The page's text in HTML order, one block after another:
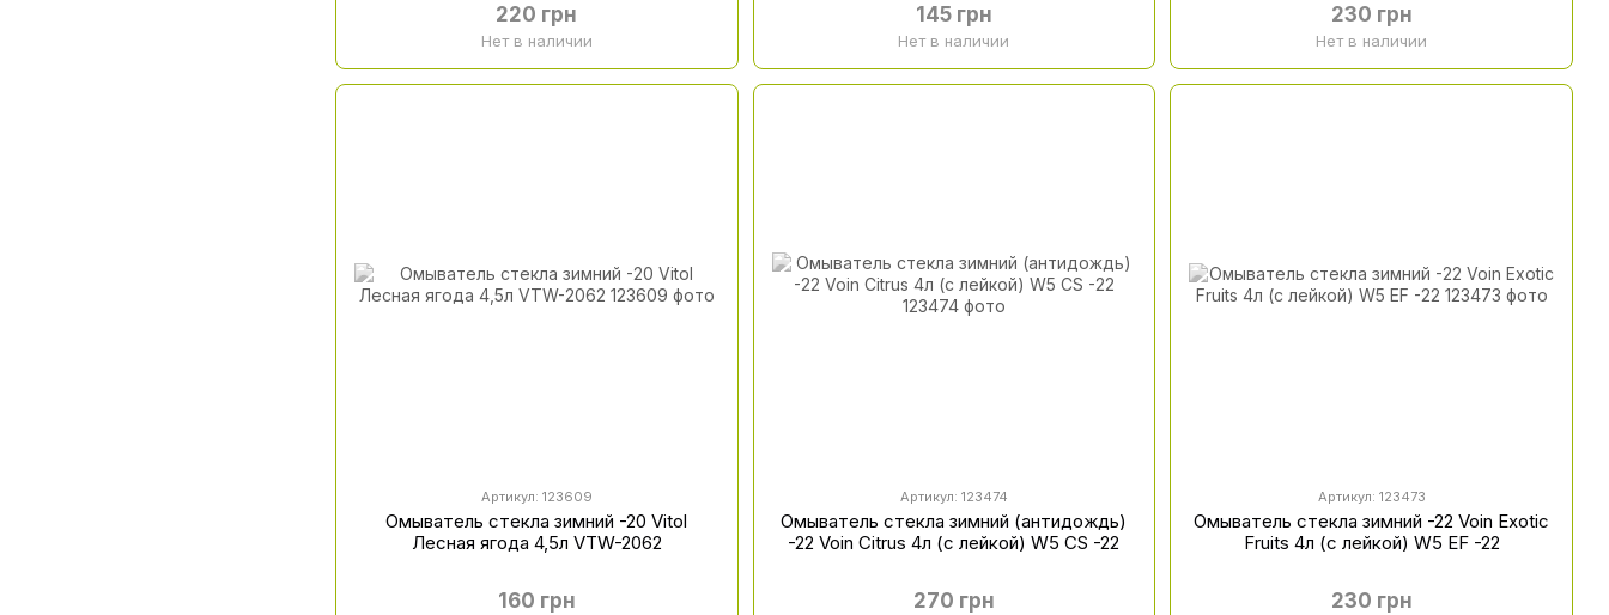
220 грн
Нет в наличии
145 грн
Нет в наличии
230 грн
Нет в наличии
Артикул: 123609
Омыватель стекла зимний -20 Vitol
Лесная ягода 4,5л VTW-2062
160 грн
Артикул: 123474
Омыватель стекла зимний (антидождь)
-22 Voin Citrus 4л (с лейкой) W5 CS -22
270 грн
Артикул: 123473
Омыватель стекла зимний -22 Voin Exotic
Fruits 4л (с лейкой) W5 EF -22
230 грн